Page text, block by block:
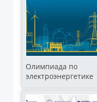
Олимпиада по
электроэнергетике